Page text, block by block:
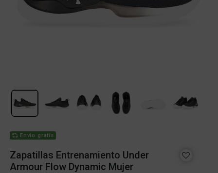
Envío gratis
Zapatillas Entrenamiento Under
Armour Flow Dynamic Mujer